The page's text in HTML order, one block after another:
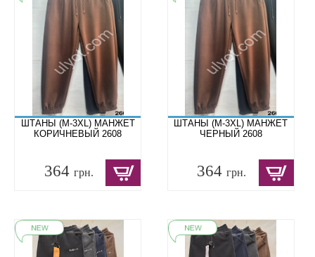
ШТАНЫ (M-3XL) МАНЖЕТ
КОРИЧНЕВЫЙ 2608
364 грн.
ШТАНЫ (M-3XL) МАНЖЕТ
ЧЕРНЫЙ 2608
364грн.